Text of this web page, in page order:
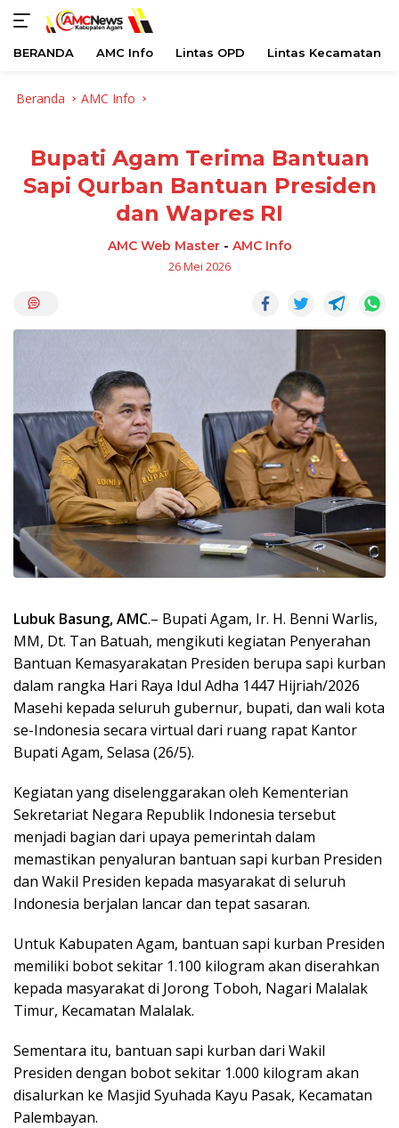
BERANDA AMC Info Lintas OPD Lintas Kecamatan
Beranda AMC Info
Bupati Agam Terima Bantuan
Sapi Qurban Bantuan Presiden
dan Wapres RI
AMC Web Master- AMC Info
26 Mei 2026
Lubuk Basung, AMC.– Bupati Agam, Ir. H. Benni Warlis,
MM, Dt. Tan Batuah, mengikuti kegiatan Penyerahan
Bantuan Kemasyarakatan Presiden berupa sapi kurban
dalam rangka Hari Raya Idul Adha 1447 Hijriah/2026
Masehi kepada seluruh gubernur, bupati, dan wali kota
se-Indonesia secara virtual dari ruang rapat Kantor
Bupati Agam, Selasa (26/5).
Kegiatan yang diselenggarakan oleh Kementerian
Sekretariat Negara Republik Indonesia tersebut
menjadi bagian dari upaya pemerintah dalam
memastikan penyaluran bantuan sapi kurban Presiden
dan Wakil Presiden kepada masyarakat di seluruh
Indonesia berjalan lancar dan tepat sasaran.
Untuk Kabupaten Agam, bantuan sapi kurban Presiden
memiliki bobot sekitar 1.100 kilogram akan diserahkan
kepada masyarakat di Jorong Toboh, Nagari Malalak
Timur, Kecamatan Malalak.
Sementara itu, bantuan sapi kurban dari Wakil
Presiden dengan bobot sekitar 1.000 kilogram akan
disalurkan ke Masjid Syuhada Kayu Pasak, Kecamatan
Palembayan.